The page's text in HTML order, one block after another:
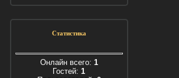
Статистика
Онлайн всего: 1
Гостей: 1